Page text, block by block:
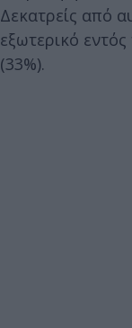
Δεκατρείς από
εξωτερικό
(33%).